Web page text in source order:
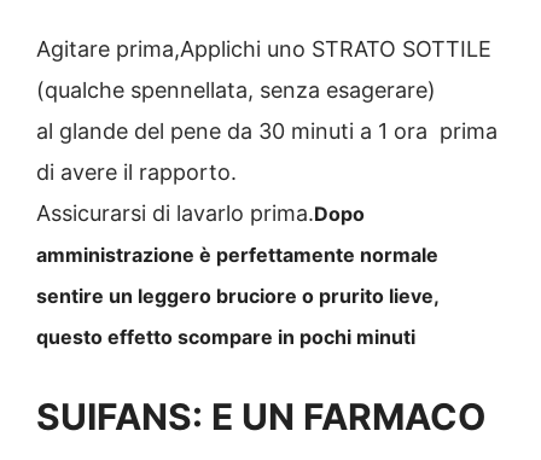
Agitare prima,Applichi uno STRATO SOTTILE
(qualche spennellata, senza esagerare)
al glande del pene da 30 minuti a 1 ora prima
di avere il rapporto.
Assicurarsi di lavarlo prima.Dopo
amministrazione è perfettamente normale
sentire un leggero bruciore o prurito lieve,
questo effetto scompare in pochi minuti
SUIFANS: E UN FARMACO